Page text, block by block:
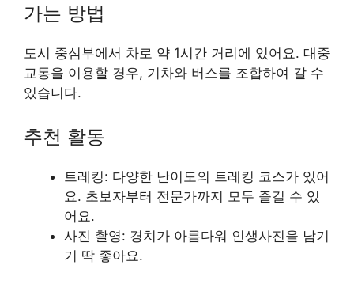
가는 방법
도시 중심부에서 차로 약 1시간 거리에 있어요. 대중
교통을 이용할 경우, 기차와 버스를 조합하여 갈 수
있습니다.
추천 활동
트레킹: 다양한 난이도의 트레킹 코스가 있어
요. 초보자부터 전문가까지 모두 즐길 수 있
어요.
사진 촬영: 경치가 아름다워 인생사진을 남기
기 딱 좋아요.